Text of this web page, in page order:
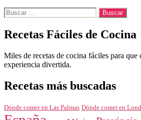
Buscar:
Recetas Fáciles de Cocina
Miles de recetas de cocina fáciles para que
experiencia divertida.
Recetas más buscadas
Dónde comer en Las Palmas Dónde comer en